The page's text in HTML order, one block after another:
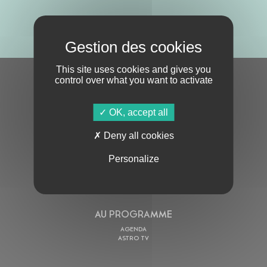
S'ABONNER À LA NEWSLETTER
AU PROGRAMME
AGENDA
ASTRO TV
This site uses cookies and gives you
control over what you want to activate
OK, accept all
Deny all cookies
Personalize